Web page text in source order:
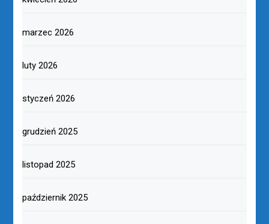
uchwał 2026 Max Kirmis
ARCHIWA
lipiec 2026